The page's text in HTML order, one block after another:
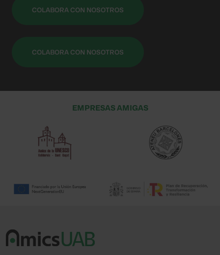
COLABORA CON NOSOTROS
COLABORA CON NOSOTROS
EMPRESAS AMIGAS